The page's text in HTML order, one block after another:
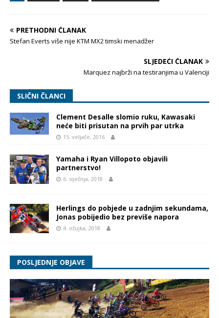
PRETHODNI ČLANAK
Stefan Everts više nije KTM MX2 timski menadžer
SLJEDEĆI ČLANAK
Marquez najbrži na testiranjima u Valenciji
SLIČNI ČLANCI
Clement Desalle slomio ruku, Kawasaki
neće biti prisutan na prvih par utrka
15. veljače, 2016
Yamaha i Ryan Villopoto objavili
partnerstvo!
6. siječnja, 2018
Herlings do pobjede u zadnjim sekundama,
Jonas pobijedio bez previše napora
4. ožujka, 2018
POSLJEDNJE OBJAVE